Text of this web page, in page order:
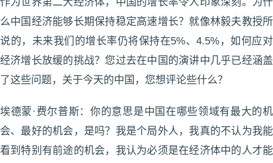
么中国经济能够长期保持稳定高速增长？就像林毅夫教授所
说的，未来我们的增长率仍将保持在5%、4.5%，如何应对
经济增长放缓的挑战？您过去在中国的演讲中几乎已经涵盖
了这些问题，关于今天的中国，您想评论些什么？
埃德蒙·费尔普斯：你的意思是中国在哪些领域有最大的机
会、最好的机会，是吗？我是个局外人，我真的不认为我能
看到特别有前途的机会，我认为必须是在经济体中的人才能